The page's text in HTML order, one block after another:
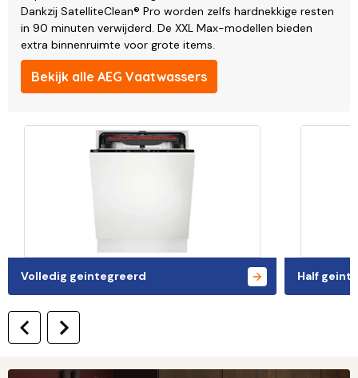
Dankzij SatelliteClean® Pro worden zelfs hardnekkige resten
in 90 minuten verwijderd. De XXL Max-modellen bieden
extra binnenruimte voor grote items.
Bekijk alle AEG Vaatwassers
Volledig geintegreerd Half